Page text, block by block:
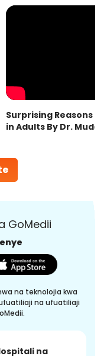
Surprising Reasons
in Adults By Dr.
GoMedii
na teknolojia kwa
na ufuatiliaji
na